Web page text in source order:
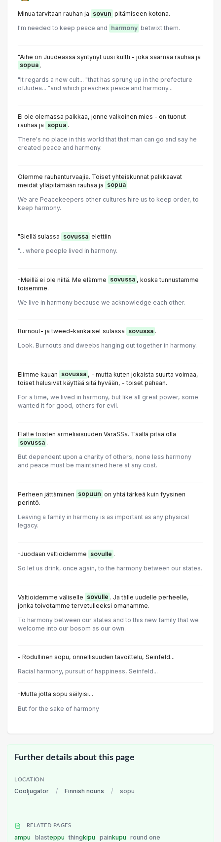
Minua tarvitaan rauhan ja sovun pitämiseen kotona.
I'm needed to keep peace and harmony betwixt them.
"Aihe on Juudeassa syntynyt uusi kultti - joka saarnaa rauhaa ja
sopua .
"It regards a new cult... "that has sprung up in the prefecture
ofJudea... "and which preaches peace and harmony...
Ei ole olemassa paikkaa, jonne valkoinen mies - on tuonut
rauhaa ja sopua .
There's no place in this world that that man can go and say he
created peace and harmony.
Olemme rauhanturvaajia. Toiset yhteiskunnat palkkaavat
meidät ylläpitämään rauhaa ja sopua .
We are Peacekeepers other cultures hire us to keep order, to
keep harmony.
"Siellä sulassa sovussa elettiin
"... where people lived in harmony.
-Meillä ei ole niitä. Me elämme sovussa , koska tunnustamme
toisemme.
We live in harmony because we acknowledge each other.
Burnout- ja tweed-kankaiset sulassa sovussa .
Look. Burnouts and dweebs hanging out together in harmony.
Elimme kauan sovussa , - mutta kuten jokaista suurta voimaa,
toiset halusivat käyttää sitä hyvään, - toiset pahaan.
For a time, we lived in harmony, but like all great power, some
wanted it for good, others for evil.
Elätte toisten armeliaisuuden VaraSSa. Täällä pitää olla
sovussa .
But dependent upon a charity of others, none less harmony
and peace must be maintained here at any cost.
Perheen jättäminen sopuun on yhtä tärkeä kuin fyysinen
perintö.
Leaving a family in harmony is as important as any physical
legacy.
-Juodaan valtioidemme sovulle .
So let us drink, once again, to the harmony between our states.
Valtioidemme väliselle sovulle . Ja tälle uudelle perheelle,
jonka toivotamme tervetulleeksi omanamme.
To harmony between our states and to this new family that we
welcome into our bosom as our own.
- Rodullinen sopu, onnellisuuden tavoittelu, Seinfeld...
Racial harmony, pursuit of happiness, Seinfeld...
-Mutta jotta sopu säilyisi...
But for the sake of harmony
Further details about this page
LOCATION
Cooljugator / Finnish nouns / sopu
RELATED PAGES
ampu blasteppu thingkipu painkupu
round one